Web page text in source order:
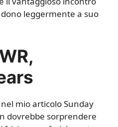
leggermente a suo
mio articolo Sunday
dovrebbe sorprendere